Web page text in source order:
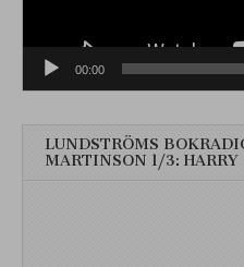
00:00
LUNDSTRÖMS
MARTINSON 1/3: HARRY